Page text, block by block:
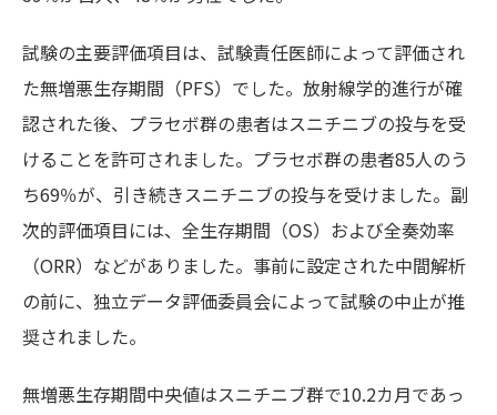
試験の主要評価項目は、試験責任医師によって評価され
た無増悪生存期間（PFS）でした。放射線学的進行が確
認された後、プラセボ群の患者はスニチニブの投与を受
けることを許可されました。プラセボ群の患者85人のう
ち69％が、引き続きスニチニブの投与を受けました。副
次的評価項目には、全生存期間（OS）および全奏効率
（ORR）などがありました。事前に設定された中間解析
の前に、独立データ評価委員会によって試験の中止が推
奨されました。
無増悪生存期間中央値はスニチニブ群で10.2カ月であっ